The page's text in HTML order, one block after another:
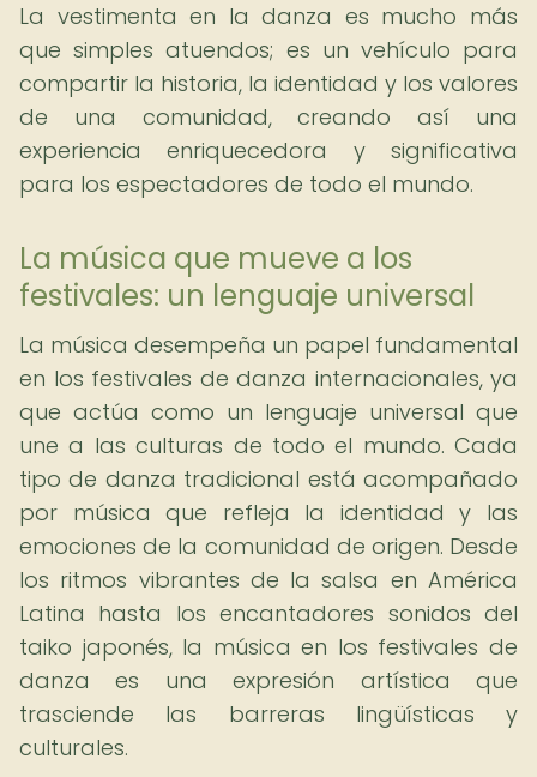
La vestimenta en la danza es mucho más
que simples atuendos; es un vehículo para
compartir la historia, la identidad y los valores
de una comunidad, creando así una
experiencia enriquecedora y significativa
para los espectadores de todo el mundo.
La música que mueve a los
festivales: un lenguaje universal
La música desempeña un papel fundamental
en los festivales de danza internacionales, ya
que actúa como un lenguaje universal que
une a las culturas de todo el mundo. Cada
tipo de danza tradicional está acompañado
por música que refleja la identidad y las
emociones de la comunidad de origen. Desde
los ritmos vibrantes de la salsa en América
Latina hasta los encantadores sonidos del
taiko japonés, la música en los festivales de
danza es una expresión artística que
trasciende las barreras lingüísticas y
culturales.